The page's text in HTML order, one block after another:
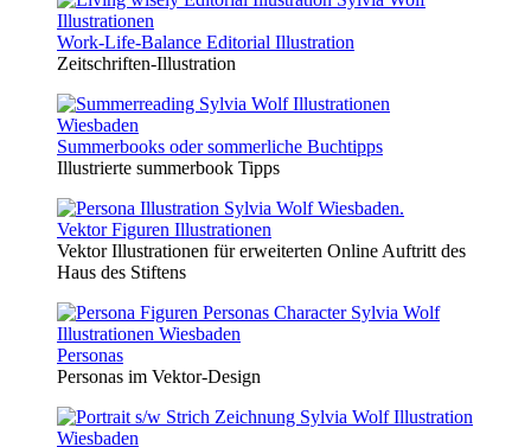
Work-Life-Balance Editorial Illustration
Zeitschriften-Illustration
Summerbooks oder sommerliche Buchtipps
Illustrierte summerbook Tipps
Vektor Figuren Illustrationen
Vektor Illustrationen für erweiterten Online Auftritt des
Haus des Stiftens
Personas
Personas im Vektor-Design